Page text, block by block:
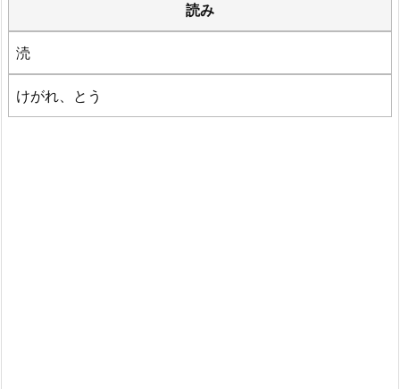
読み
涜
けがれ、とう